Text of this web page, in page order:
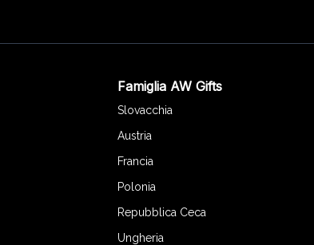
Famiglia AW Gifts
Slovacchia
Austria
Francia
Polonia
Repubblica Ceca
Ungheria